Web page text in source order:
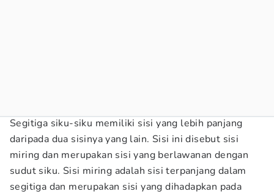
Segitiga siku-siku memiliki sisi yang lebih panjang
daripada dua sisinya yang lain. Sisi ini disebut sisi
miring dan merupakan sisi yang berlawanan dengan
sudut siku. Sisi miring adalah sisi terpanjang dalam
segitiga dan merupakan sisi yang dihadapkan pada